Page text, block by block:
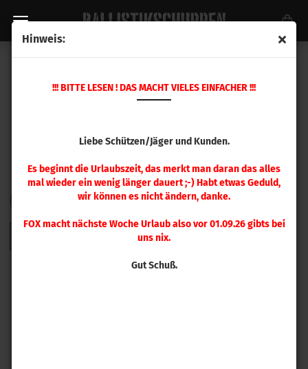
Hinweis:
!!! BITTE LESEN ! DAS MACHT VIELES EINFACHER !!!
Liebe Schützen/Jäger und Kunden.
Es beginnt die Urlaubszeit, das merkt man daran das alles
mal wieder ein wenig länger dauert ;-) Habt etwas Geduld,
wir können es nicht ändern, danke.
FOX macht nächste Woche Urlaub also vor 01.09.26 gibts bei
uns nix.
Gut Schuß.
FILTERSortieren nach
Sortieren nach 48 pro Seite
pro Seite